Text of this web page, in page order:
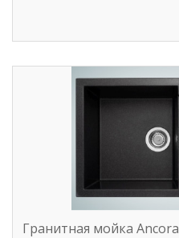
Гранитная мойка Ancora